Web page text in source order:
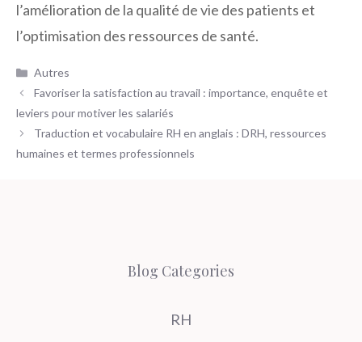
l’amélioration de la qualité de vie des patients et
l’optimisation des ressources de santé.
Catégories
Autres
Favoriser la satisfaction au travail : importance, enquête et
leviers pour motiver les salariés
Traduction et vocabulaire RH en anglais : DRH, ressources
humaines et termes professionnels
Blog Categories
RH